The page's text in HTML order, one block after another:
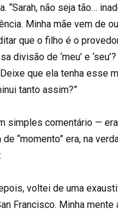
“Sarah, não seja tão…
Minha mãe vem de
que o filho é o
divisão de ‘meu’ e
que ela tenha esse
tanto assim?”
simples comentário —
“momento” era, na
voltei de uma
Francisco. Minha mente